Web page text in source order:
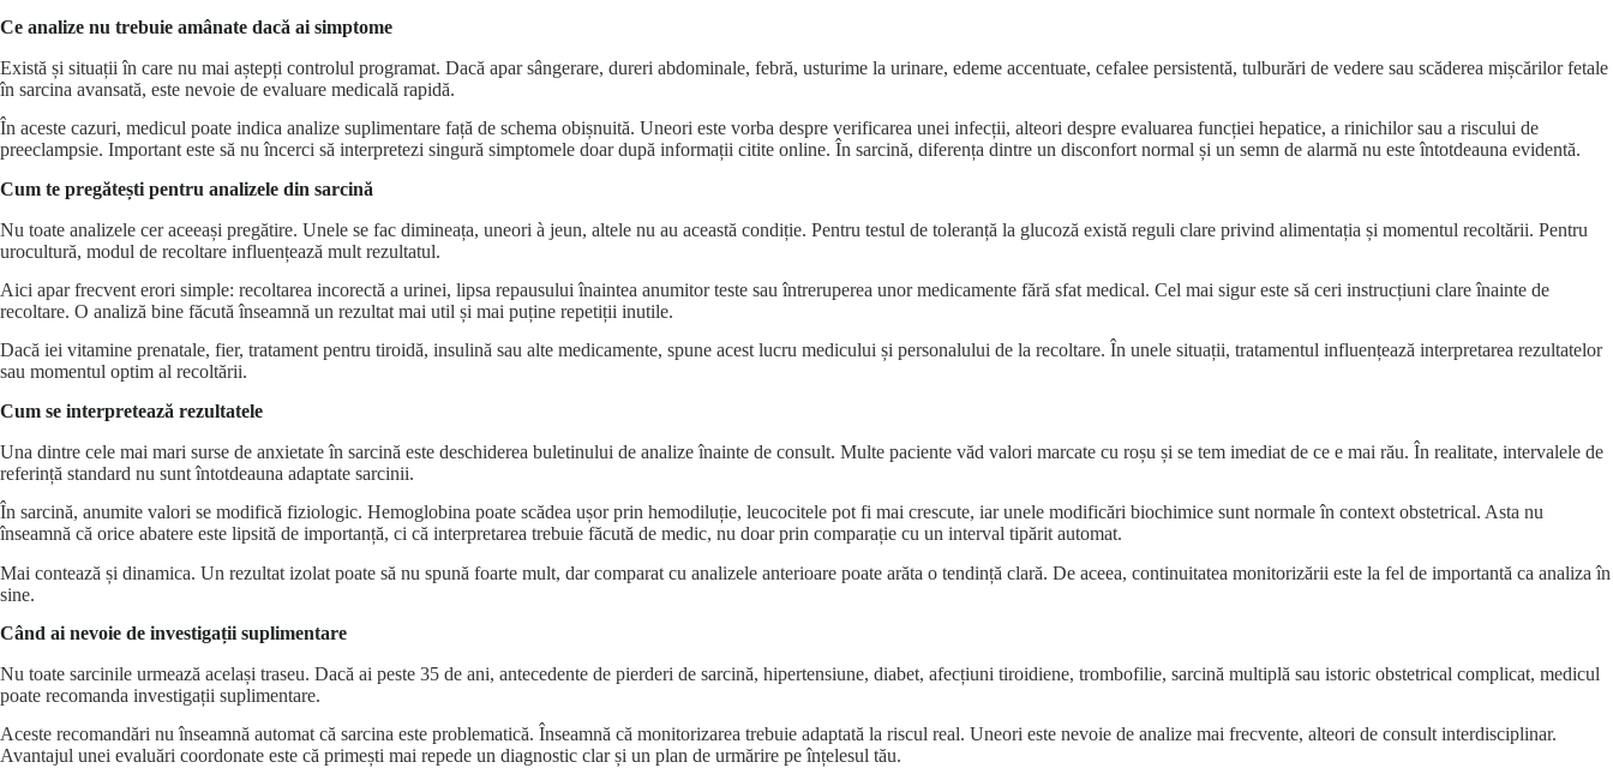
Ce analize nu trebuie amânate dacă ai simptome
Există și situații în care nu mai aștepți controlul programat. Dacă apar sângerare, dureri abdominale, febră, usturime la urinare, edeme accentuate, cefalee persistentă, tulburări de vedere sau scăderea mișcărilor fetale
în sarcina avansată, este nevoie de evaluare medicală rapidă.
În aceste cazuri, medicul poate indica analize suplimentare față de schema obișnuită. Uneori este vorba despre verificarea unei infecții, alteori despre evaluarea funcției hepatice, a rinichilor sau a riscului de
preeclampsie. Important este să nu încerci să interpretezi singură simptomele doar după informații citite online. În sarcină, diferența dintre un disconfort normal și un semn de alarmă nu este întotdeauna evidentă.
Cum te pregătești pentru analizele din sarcină
Nu toate analizele cer aceeași pregătire. Unele se fac dimineața, uneori à jeun, altele nu au această condiție. Pentru testul de toleranță la glucoză există reguli clare privind alimentația și momentul recoltării. Pentru
urocultură, modul de recoltare influențează mult rezultatul.
Aici apar frecvent erori simple: recoltarea incorectă a urinei, lipsa repausului înaintea anumitor teste sau întreruperea unor medicamente fără sfat medical. Cel mai sigur este să ceri instrucțiuni clare înainte de
recoltare. O analiză bine făcută înseamnă un rezultat mai util și mai puține repetiții inutile.
Dacă iei vitamine prenatale, fier, tratament pentru tiroidă, insulină sau alte medicamente, spune acest lucru medicului și personalului de la recoltare. În unele situații, tratamentul influențează interpretarea rezultatelor
sau momentul optim al recoltării.
Cum se interpretează rezultatele
Una dintre cele mai mari surse de anxietate în sarcină este deschiderea buletinului de analize înainte de consult. Multe paciente văd valori marcate cu roșu și se tem imediat de ce e mai rău. În realitate, intervalele de
referință standard nu sunt întotdeauna adaptate sarcinii.
În sarcină, anumite valori se modifică fiziologic. Hemoglobina poate scădea ușor prin hemodiluție, leucocitele pot fi mai crescute, iar unele modificări biochimice sunt normale în context obstetrical. Asta nu
înseamnă că orice abatere este lipsită de importanță, ci că interpretarea trebuie făcută de medic, nu doar prin comparație cu un interval tipărit automat.
Mai contează și dinamica. Un rezultat izolat poate să nu spună foarte mult, dar comparat cu analizele anterioare poate arăta o tendință clară. De aceea, continuitatea monitorizării este la fel de importantă ca analiza în
sine.
Când ai nevoie de investigații suplimentare
Nu toate sarcinile urmează același traseu. Dacă ai peste 35 de ani, antecedente de pierderi de sarcină, hipertensiune, diabet, afecțiuni tiroidiene, trombofilie, sarcină multiplă sau istoric obstetrical complicat, medicul
poate recomanda investigații suplimentare.
Aceste recomandări nu înseamnă automat că sarcina este problematică. Înseamnă că monitorizarea trebuie adaptată la riscul real. Uneori este nevoie de analize mai frecvente, alteori de consult interdisciplinar.
Avantajul unei evaluări coordonate este că primești mai repede un diagnostic clar și un plan de urmărire pe înțelesul tău.